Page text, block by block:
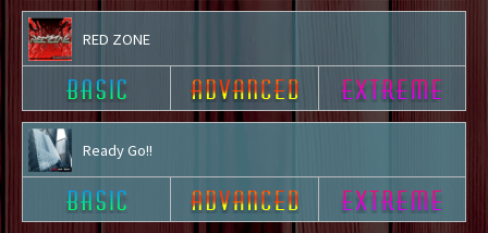
RED ZONE
Ready Go!!